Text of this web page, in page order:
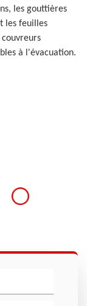
les gouttières
les feuilles
à l'évacuation.